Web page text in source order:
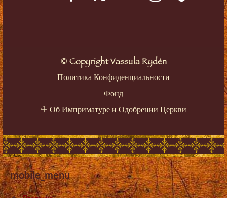
©Copyright Vassula Rydén
Политика Конфиденциальности
Фонд
☩ Об Имприматуре и Одобрении Церкви
mobile_menu